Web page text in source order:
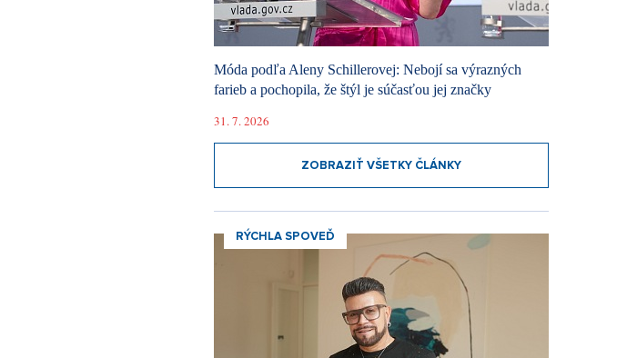
Móda podľa Aleny Schillerovej: Nebojí sa výrazných
farieb a pochopila, že štýl je súčasťou jej značky
31. 7. 2026
ZOBRAZIŤ VŠETKY ČLÁNKY
RÝCHLA SPOVEĎ